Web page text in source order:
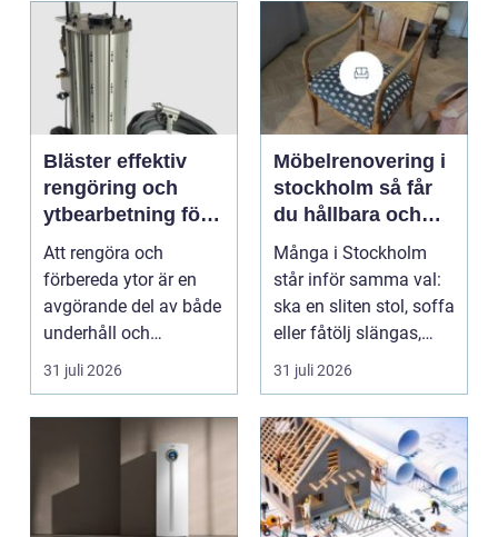
Bläster effektiv
rengöring och
ytbearbetning för
proffs och
hantverkare
Att rengöra och
förbereda ytor är en
avgörande del av både
underhåll och
renovering. Färg, rost,
smu...
31 juli 2026
Möbelrenovering i
stockholm så får
du hållbara och
vackra möbler
Många i Stockholm
står inför samma val:
ska en sliten stol, soffa
eller fåtölj slängas,
säljas billi...
31 juli 2026